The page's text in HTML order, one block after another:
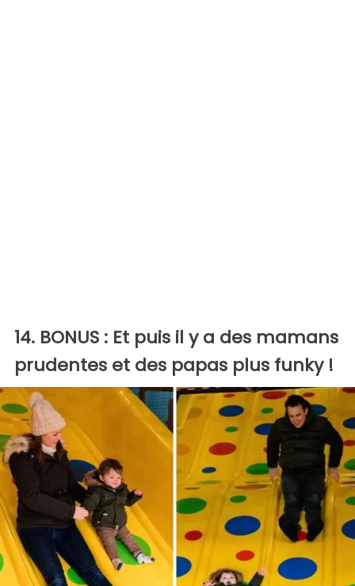
14. BONUS : Et puis il y a des mamans
prudentes et des papas plus funky !